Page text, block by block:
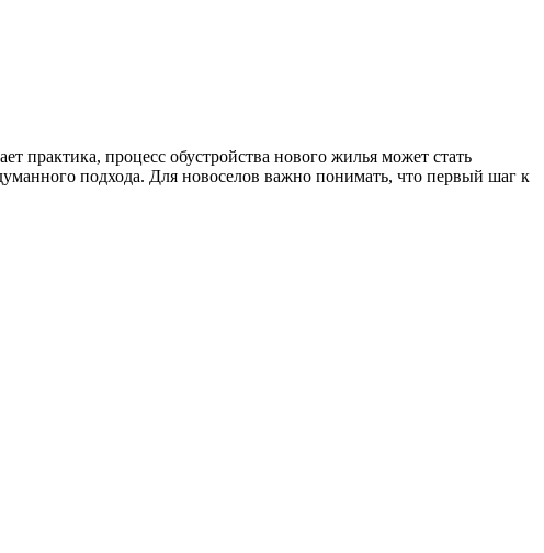
практика, процесс обустройства нового жилья может стать
подхода. Для новоселов важно понимать, что первый шаг к